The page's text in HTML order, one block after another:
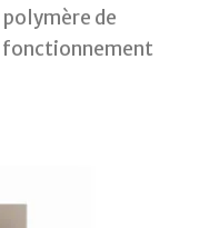
polymère de
fonctionnement